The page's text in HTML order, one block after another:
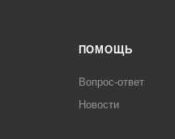
ПОМОЩЬ
Вопрос-ответ
Новости